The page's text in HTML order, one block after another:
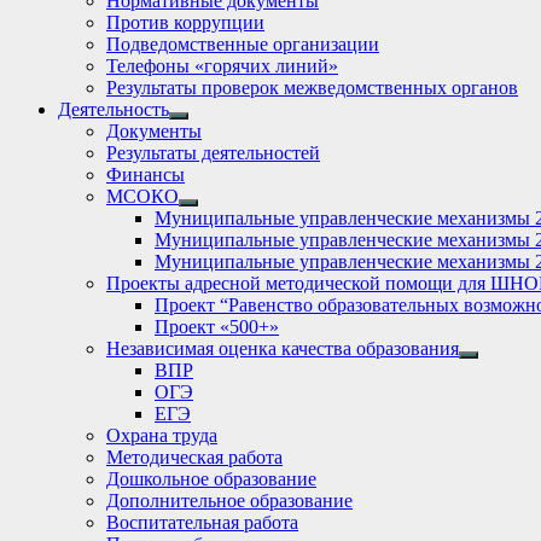
Против коррупции
Подведомственные организации
Телефоны «горячих линий»
Результаты проверок межведомственных органов
Деятельность
Show
sub
menu
Документы
Результаты деятельностей
Финансы
МСОКО
Show
sub
menu
Муниципальные управленческие механизмы
Муниципальные управленческие механизмы
Муниципальные управленческие механизмы
Проекты адресной методической помощи для
Проект “Равенство образовательных
Проект «500+»
Независимая оценка качества образования
Show
ВПР
ОГЭ
ЕГЭ
Охрана труда
Методическая работа
Дошкольное образование
Дополнительное образование
Воспитательная работа